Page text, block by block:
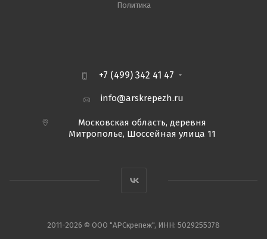
Политика
+7 (499) 342 41 47
info@arskrepezh.ru
Московская область, деревня
Митрополье, Шоссейная улица 11
2011-2026 © ООО "АРСкрепеж", ИНН: 5029255378